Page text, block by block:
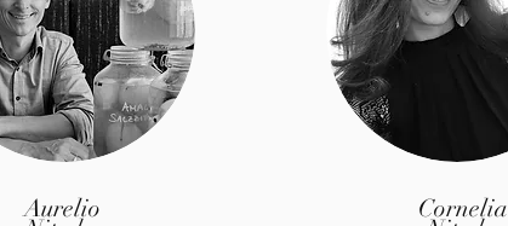
Aurelio Cornelia